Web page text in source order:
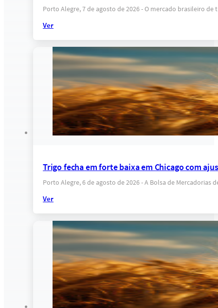
Porto Alegre, 7 de agosto de 2026 - O mercado brasileiro
Ver
Trigo fecha em forte baixa em Chicago com
Porto Alegre, 6 de agosto de 2026 - A Bolsa de Mercadorias
Ver